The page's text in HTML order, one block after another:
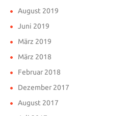
August 2019
Juni 2019
März 2019
März 2018
Februar 2018
Dezember 2017
August 2017